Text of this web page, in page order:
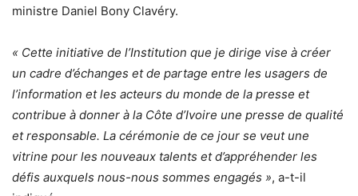
ministre Daniel Bony Clavéry.
« Cette initiative de l’Institution que je dirige vise à créer
un cadre d’échanges et de partage entre les usagers de
l’information et les acteurs du monde de la presse et
contribue à donner à la Côte d’Ivoire une presse de qualité
et responsable. La cérémonie de ce jour se veut une
vitrine pour les nouveaux talents et d’appréhender les
défis auxquels nous-nous sommes engagés », a-t-il